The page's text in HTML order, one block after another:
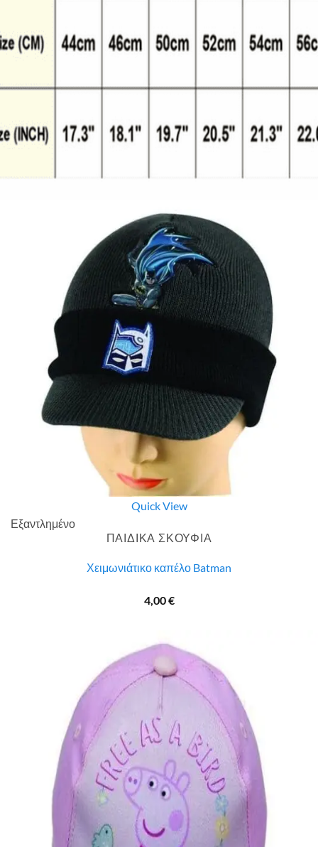
Εξαντλημένο
Mickey μπεμπέ καπέλο D01890
Quick View
Εξαντλημένο
ΠΑΙΔΙΚΑ ΣΚΟΥΦΙΑ
Χειμωνιάτικο καπέλο Batman
4,00€